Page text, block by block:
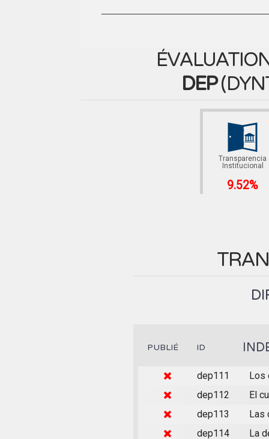
DEP(
Transparencia
Institucional
9.52%
PUBLIÉ ID
dep111
Los
dep112
El
dep113
Las
dep114
La